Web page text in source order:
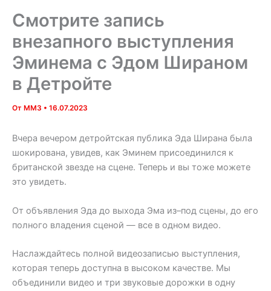
Смотрите запись
внезапного выступления
Эминема с Эдом Шираном
в Детройте
От MM3 • 16.07.2023
Вчера вечером детройтская публика Эда Ширана была
шокирована, увидев, как Эминем присоединился к
британской звезде на сцене. Теперь и вы тоже можете
это увидеть.
От объявления Эда до выхода Эма из–под сцены, до его
полного владения сценой — все в одном видео.
Наслаждайтесь полной видеозаписью выступления,
которая теперь доступна в высоком качестве. Мы
объединили видео и три звуковые дорожки в одну